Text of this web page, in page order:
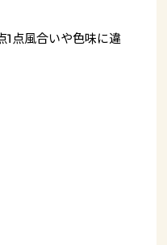
1点風合いや色味に違